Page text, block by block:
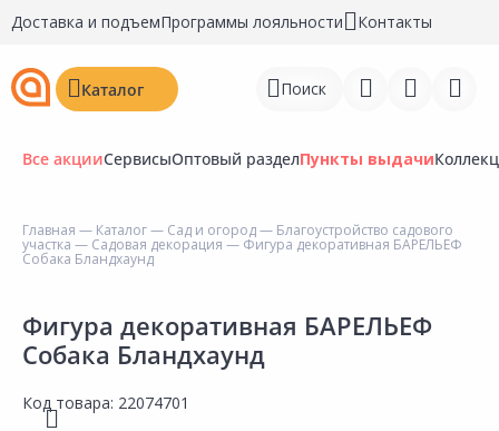
Доставка и подъемПрограммы лояльности Контакты
Каталог Поиск
Войти
Перейти к сравнению
Избранное
Все акцииСервисыОптовый разделПункты выдачи
Главная — Каталог— Сад и огород— Благоустройство садового
участка — Садовая декорация — Фигура декоративная БАРЕЛЬЕФ
Собака Бландхаунд
Фигура декоративная БАРЕЛЬЕФ
Собака Бландхаунд
Код товара: 22074701